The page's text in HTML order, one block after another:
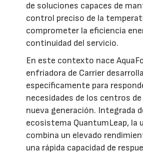
de soluciones capaces de
control preciso de la
comprometer la eficiencia
continuidad del servicio.
En este contexto nace
enfriadora de Carrier
específicamente para
necesidades de los centros
nueva generación. Integrada
ecosistema QuantumLeap, la
combina un elevado
una rápida capacidad de